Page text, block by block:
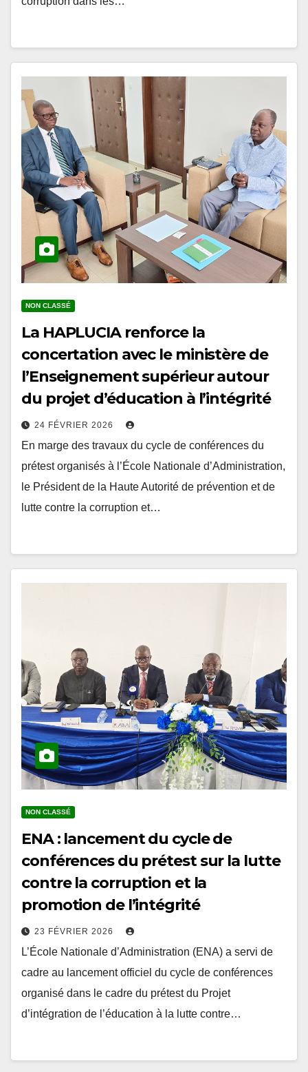
NON CLASSÉ
La HAPLUCIA renforce la
concertation avec le ministère de
l’Enseignement supérieur autour
du projet d’éducation à l’intégrité
24 FÉVRIER 2026
En marge des travaux du cycle de conférences du
prétest organisés à l’École Nationale d’Administration,
le Président de la Haute Autorité de prévention et de
lutte contre la corruption et…
NON CLASSÉ
ENA : lancement du cycle de
conférences du prétest sur la lutte
contre la corruption et la
promotion de l’intégrité
23 FÉVRIER 2026
L’École Nationale d’Administration (ENA) a servi de
cadre au lancement officiel du cycle de conférences
organisé dans le cadre du prétest du Projet
d’intégration de l’éducation à la lutte contre…